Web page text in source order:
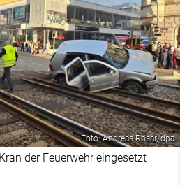
Foto: Andreas Rosar/dpa
der Feuerwehr eingesetzt